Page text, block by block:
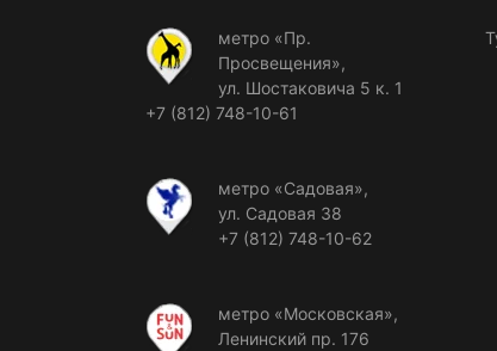
метро «Пр.
Просвещения»,
ул. Шостаковича 5 к. 1
+7 (812) 748-10-61
метро «Садовая»,
ул. Садовая 38
+7 (812) 748-10-62
метро «Московская»,
Ленинский пр. 176